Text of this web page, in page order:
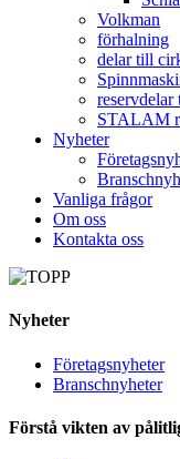
Volkman
förhalning
delar till
reservdelar
STALAM
Nyheter
Vanliga frågor
Om oss
Kontakta oss
Nyheter
Företagsnyheter
Branschnyheter
Förstå vikten av